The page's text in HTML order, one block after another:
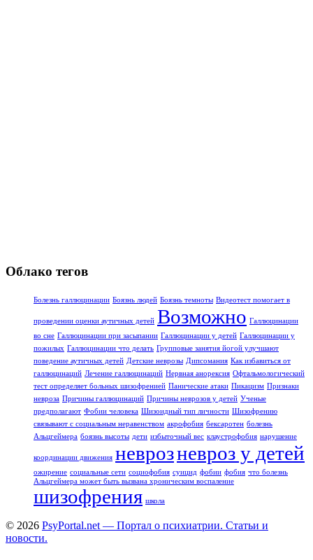
Облако тегов
Болезнь галлюцинации Боязнь людей Боязнь темноты Видеотест помогает в
проведении оценки аутичных детей Возможно Галлюцинации
во сне Галлюцинации при засыпании Галлюцинации у детей Галлюцинации у
пожилых Галлюцинации что делать Групповые занятия йогой улучшают
поведение аутичных детей Детские неврозы Дипсомания Как избавиться от
галлюцинаций Лечение галлюцинаций Нервная анорексия Офтальмологический
тест определяет больных шизофренией Панические атаки Пикацизм Признаки
невроза Причины галлюцинаций Причины неврозов у детей Ученые
предполагают Фобии человека Шизоидный тип личности Шизофрению
связывают с социальным неравенством акрофобия бексаротен болезнь
Альцгеймера боязнь высоты дети избыточный вес клаустрофобия нарушение
координации движения неврозневроз у детей
ожирение социальные сети социофобия суицид фобии фобия что болезнь
Альцгеймера может быть вызвана хроническим воспаление
шизофрения школа
© 2026 PsyPortal.net — Портал о психиатрии. Статьи и
новости.